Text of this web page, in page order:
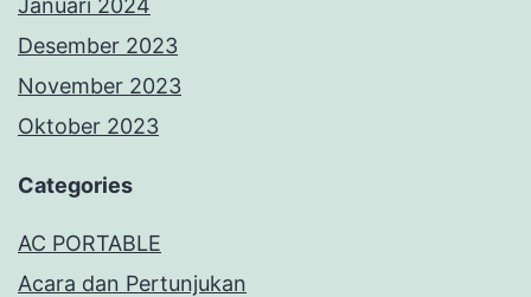
Januari 2024
Desember 2023
November 2023
Oktober 2023
Categories
AC PORTABLE
Acara dan Pertunjukan